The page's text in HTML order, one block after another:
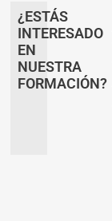
¿ESTÁS
INTERESADO
EN
NUESTRA
FORMACIÓN?